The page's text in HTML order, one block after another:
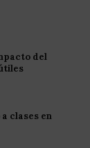
del
clases en